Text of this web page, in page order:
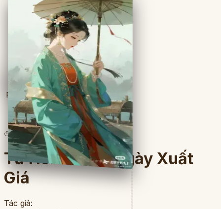
Full
3 lượt đọc· 8chương
Từ Hôn Trước Ngày Xuất
Giá
Tác giả: